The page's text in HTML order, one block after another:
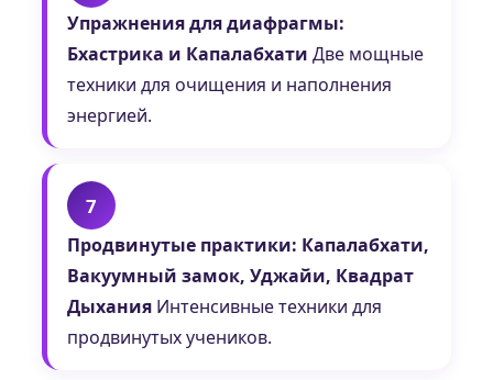
Упражнения для диафрагмы:
Бхастрика и Капалабхати Две мощные
техники для очищения и наполнения
энергией.
7
Продвинутые практики: Капалабхати,
Вакуумный замок, Уджайи, Квадрат
Дыхания Интенсивные техники для
продвинутых учеников.